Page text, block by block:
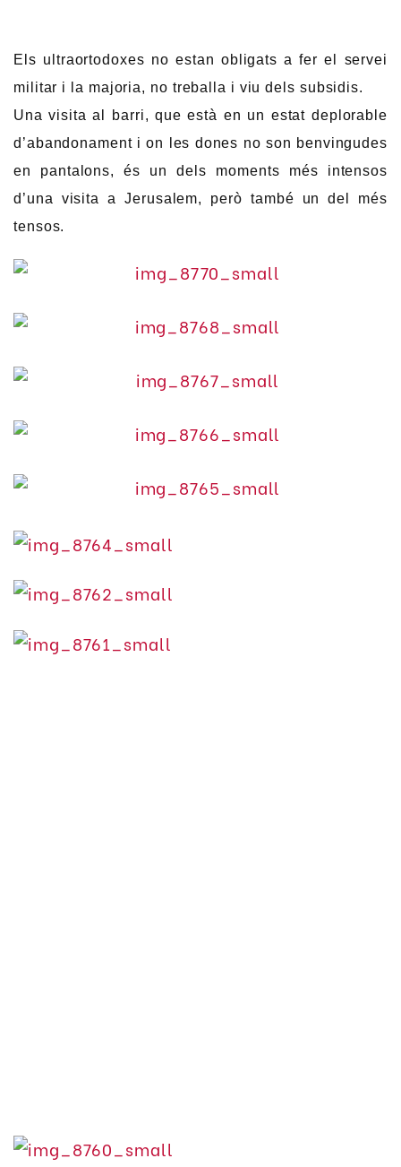
Els ultraortodoxes no estan obligats a fer el servei
militar i la majoria, no treballa i viu dels subsidis.
Una visita al barri, que està en un estat deplorable
d’abandonament i on les dones no son benvingudes
en pantalons, és un dels moments més intensos
d’una visita a Jerusalem, però també un del més
tensos.